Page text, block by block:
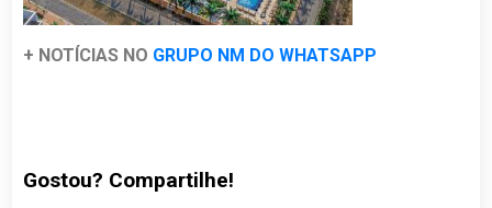
+ NOTÍCIAS NO GRUPO NM DO WHATSAPP
Gostou? Compartilhe!